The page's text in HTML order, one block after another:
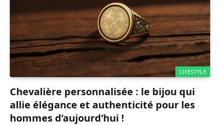
LIFESTYLE
Chevalière personnalisée : le bijou qui
allie élégance et authenticité pour les
hommes d’aujourd’hui !